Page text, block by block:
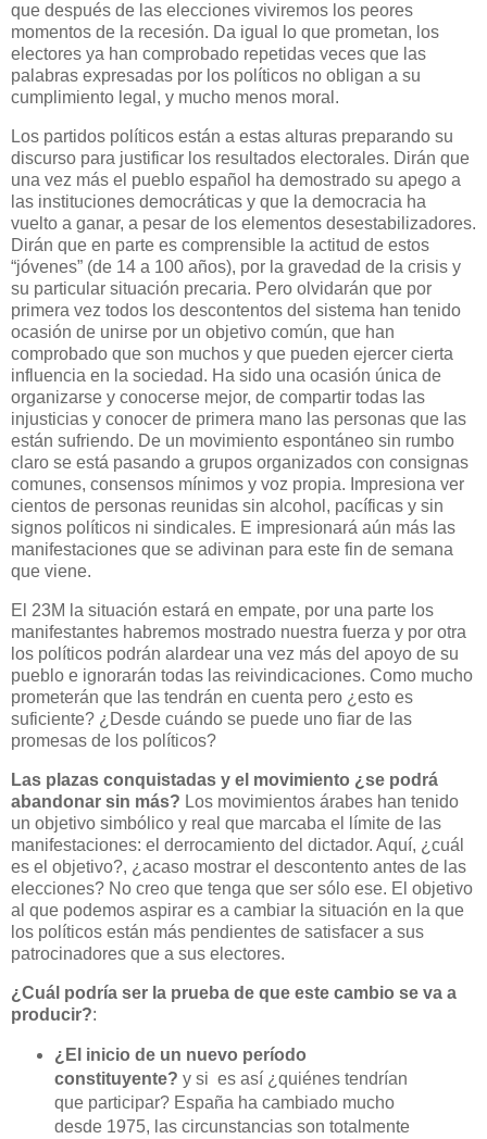
que después de las elecciones viviremos los peores
momentos de la recesión. Da igual lo que prometan, los
electores ya han comprobado repetidas veces que las
palabras expresadas por los políticos no obligan a su
cumplimiento legal, y mucho menos moral.
Los partidos políticos están a estas alturas preparando su
discurso para justificar los resultados electorales. Dirán que
una vez más el pueblo español ha demostrado su apego a
las instituciones democráticas y que la democracia ha
vuelto a ganar, a pesar de los elementos desestabilizadores.
Dirán que en parte es comprensible la actitud de estos
“jóvenes” (de 14 a 100 años), por la gravedad de la crisis y
su particular situación precaria. Pero olvidarán que por
primera vez todos los descontentos del sistema han tenido
ocasión de unirse por un objetivo común, que han
comprobado que son muchos y que pueden ejercer cierta
influencia en la sociedad. Ha sido una ocasión única de
organizarse y conocerse mejor, de compartir todas las
injusticias y conocer de primera mano las personas que las
están sufriendo. De un movimiento espontáneo sin rumbo
claro se está pasando a grupos organizados con consignas
comunes, consensos mínimos y voz propia. Impresiona ver
cientos de personas reunidas sin alcohol, pacíficas y sin
signos políticos ni sindicales. E impresionará aún más las
manifestaciones que se adivinan para este fin de semana
que viene.
El 23M la situación estará en empate, por una parte los
manifestantes habremos mostrado nuestra fuerza y por otra
los políticos podrán alardear una vez más del apoyo de su
pueblo e ignorarán todas las reivindicaciones. Como mucho
prometerán que las tendrán en cuenta pero ¿esto es
suficiente? ¿Desde cuándo se puede uno fiar de las
promesas de los políticos?
Las plazas conquistadas y el movimiento ¿se podrá
abandonar sin más? Los movimientos árabes han tenido
un objetivo simbólico y real que marcaba el límite de las
manifestaciones: el derrocamiento del dictador. Aquí, ¿cuál
es el objetivo?, ¿acaso mostrar el descontento antes de las
elecciones? No creo que tenga que ser sólo ese. El objetivo
al que podemos aspirar es a cambiar la situación en la que
los políticos están más pendientes de satisfacer a sus
patrocinadores que a sus electores.
¿Cuál podría ser la prueba de que este cambio se va a
producir?:
¿El inicio de un nuevo período
constituyente? y si es así ¿quiénes tendrían
que participar? España ha cambiado mucho
desde 1975, las circunstancias son totalmente